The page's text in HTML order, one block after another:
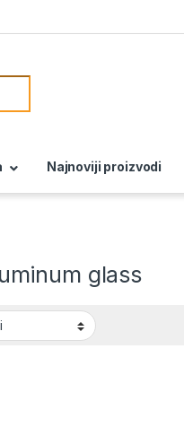
Najnoviji proizvodi
glass